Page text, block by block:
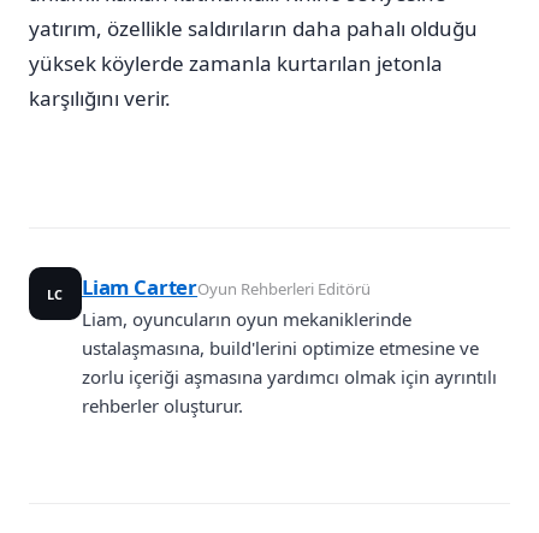
yatırım, özellikle saldırıların daha pahalı olduğu
yüksek köylerde zamanla kurtarılan jetonla
karşılığını verir.
LC Liam CarterOyun Rehberleri Editörü
Liam, oyuncuların oyun mekaniklerinde
ustalaşmasına, build'lerini optimize etmesine ve
zorlu içeriği aşmasına yardımcı olmak için ayrıntılı
rehberler oluşturur.